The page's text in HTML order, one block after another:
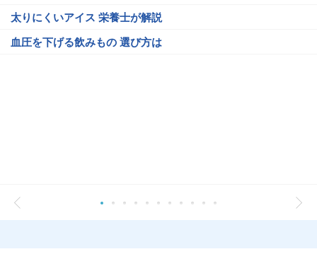
太りにくいアイス 栄養士が解説
血圧を下げる飲みもの 選び方は